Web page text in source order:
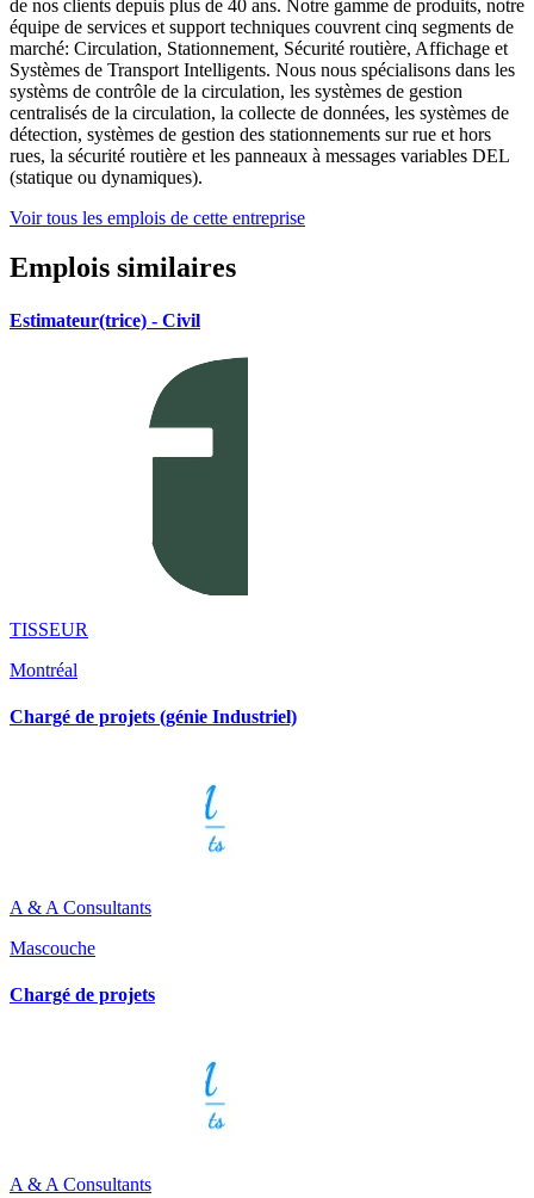
de nos clients depuis plus de 40 ans. Notre gamme de produits, notre
équipe de services et support techniques couvrent cinq segments de
marché: Circulation, Stationnement, Sécurité routière, Affichage et
Systèmes de Transport Intelligents. Nous nous spécialisons dans les
systèms de contrôle de la circulation, les systèmes de gestion
centralisés de la circulation, la collecte de données, les systèmes de
détection, systèmes de gestion des stationnements sur rue et hors
rues, la sécurité routière et les panneaux à messages variables DEL
(statique ou dynamiques).
Voir tous les emplois de cette entreprise
Emplois similaires
Estimateur(trice) - Civil
TISSEUR
Montréal
Chargé de projets (génie Industriel)
A & A Consultants
Mascouche
Chargé de projets
A & A Consultants